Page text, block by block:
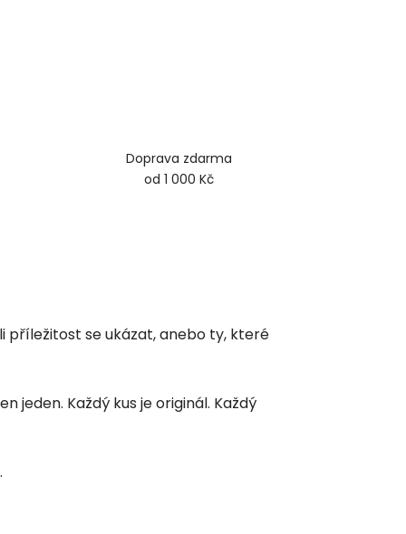
Doprava zdarma
od 1 000 Kč
příležitost se ukázat, anebo ty, které
jeden. Každý kus je originál. Každý